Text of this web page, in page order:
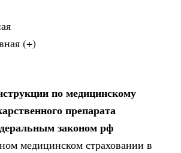
(+)
по медицинскому
препарата
законом рф
медицинском страховании в